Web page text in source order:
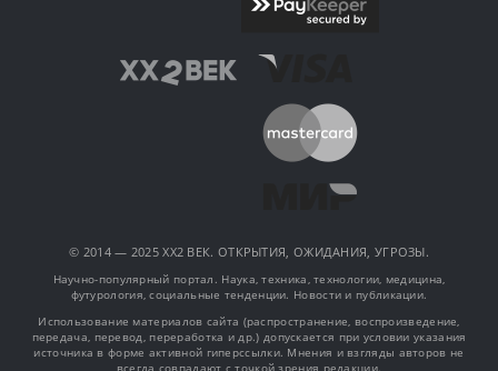
© 2014 — 2025 XX2 ВЕК. ОТКРЫТИЯ, ОЖИДАНИЯ, УГРОЗЫ.
Научно-популярный портал. Наука, техника, технологии, медицина,
футурология, социальные тенденции. Новости и публикации.
Использование материалов сайта (распространение, воспроизведение,
передача, перевод, переработка и др.) допускается при условии указания
источника в форме активной гиперссылки. Мнения и взгляды авторов не